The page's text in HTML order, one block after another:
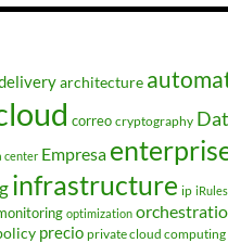
architecture
correo cryptography
center Empresa
infrastructure ip iRules
optimization
precio private cloud computing